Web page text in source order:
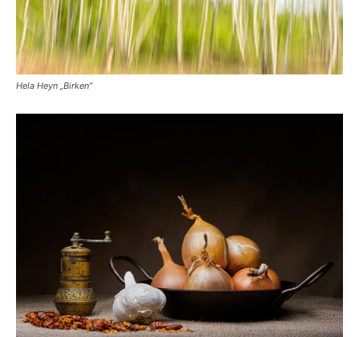
Hela Heyn „Birken“